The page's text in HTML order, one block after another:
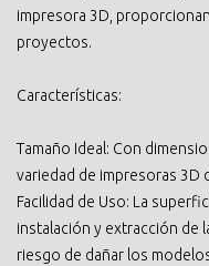
impresora 3D,
proyectos.
Características:
Tamaño Ideal: Con
variedad de impresoras 3D
Facilidad de Uso: La
instalación y extracción de
riesgo de dañar los